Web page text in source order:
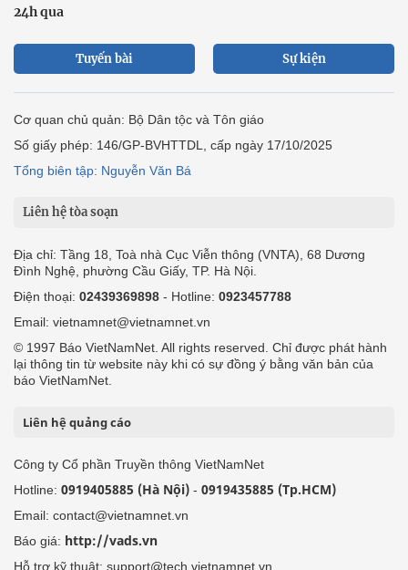
24h qua
Tuyến bài Sự kiện
Cơ quan chủ quản: Bộ Dân tộc và Tôn giáo
Số giấy phép: 146/GP-BVHTTDL, cấp ngày 17/10/2025
Tổng biên tập: Nguyễn Văn Bá
Liên hệ tòa soạn
Địa chỉ: Tầng 18, Toà nhà Cục Viễn thông (VNTA), 68 Dương
Đình Nghệ, phường Cầu Giấy, TP. Hà Nội.
Điện thoại: 02439369898 - Hotline: 0923457788
Email: vietnamnet@vietnamnet.vn
© 1997 Báo VietNamNet. All rights reserved. Chỉ được phát hành
lại thông tin từ website này khi có sự đồng ý bằng văn bản của
báo VietNamNet.
Liên hệ quảng cáo
Công ty Cổ phần Truyền thông VietNamNet
Hotline: 0919405885 (Hà Nội) - 0919435885 (Tp.HCM)
Email: contact@vietnamnet.vn
Báo giá: http://vads.vn
Hỗ trợ kỹ thuật: support@tech.vietnamnet.vn